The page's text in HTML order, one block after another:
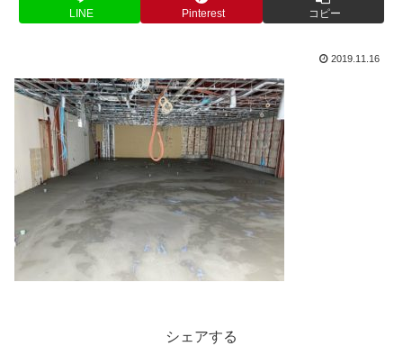
LINE Pinterest コピー
2019.11.16
シェアする